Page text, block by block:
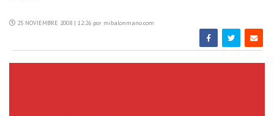
25 NOVIEMBRE 2008 | 12:26 por mibalonmano.com